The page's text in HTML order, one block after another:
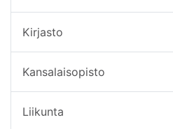
Kirjasto
Kansalaisopisto
Liikunta